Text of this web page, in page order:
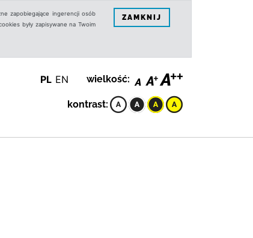
zapobiegające ingerencji osób
były zapisywane na Twoim
ZAMKNIJ
PL EN wielkość:
kontrast: